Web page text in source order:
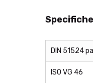
DIN 51524
ISO VG 46